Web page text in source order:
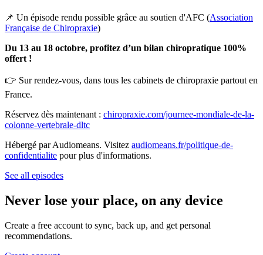
📌 Un épisode rendu possible grâce au soutien d'AFC (Association
Française de Chiropraxie)
Du 13 au 18 octobre, profitez d’un bilan chiropratique 100%
offert !
👉 Sur rendez-vous, dans tous les cabinets de chiropraxie partout en
France.
Réservez dès maintenant : chiropraxie.com/journee-mondiale-de-la-
colonne-vertebrale-dltc
Hébergé par Audiomeans. Visitez audiomeans.fr/politique-de-
confidentialite pour plus d'informations.
See all episodes
Never lose your place, on any device
Create a free account to sync, back up, and get personal
recommendations.